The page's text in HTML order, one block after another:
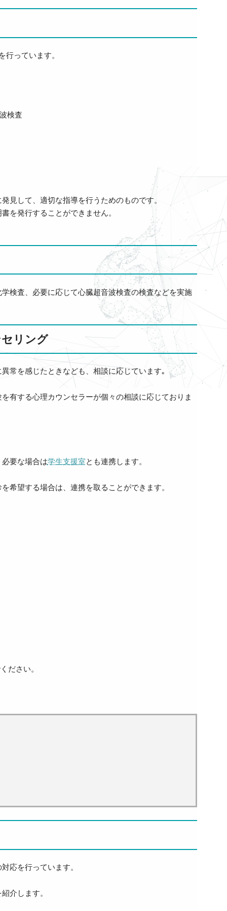
っています。
検査
見して、適切な指導を行うためのものです。
を発行することができません。
検査、必要に応じて心臓超音波検査の検査などを実施
リング
常を感じたときなども、相談に応じています｡
有する心理カウンセラーが個々の相談に応じておりま
要な場合は学生支援室とも連携します。
希望する場合は、連携を取ることができます。
ださい。
応を行っています。
介します。